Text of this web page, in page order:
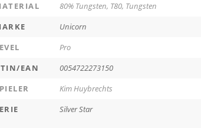
80% Tungsten, T80, Tungsten
Unicorn
Pro
EAN
0054722273150
Kim Huybrechts
Silver Star